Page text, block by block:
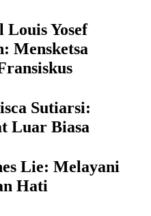
Louis Yosef
Mensketsa
Sutiarsi:
Luar Biasa
Lie: Melayani
Hati